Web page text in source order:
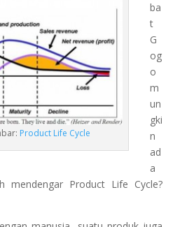
Product Life Cycle
ba
t
G
og
o
m
un
gki
n
ad
a
mendengar Product Life Cycle?